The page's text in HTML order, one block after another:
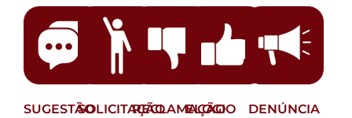
SUGESTÃOSOLICITAÇÃORECLAMAÇÃO
ELOGIO DENÚNCIA